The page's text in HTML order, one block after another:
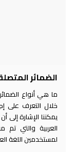
الضمائر
ما هي أنواع
خلال التعرف على
يمكننا الإشارة إلى
العربية والتي
لمستخدمين اللغة